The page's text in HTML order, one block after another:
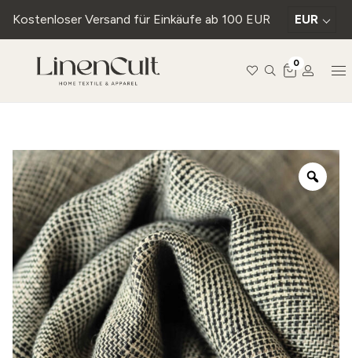
Kostenloser Versand für Einkäufe ab 100 EUR EUR
0